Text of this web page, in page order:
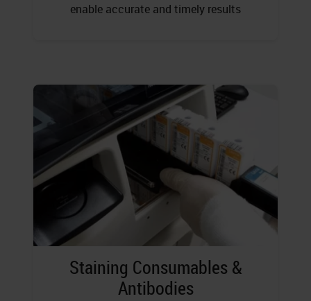
enable accurate and timely results
Staining Consumables &
Antibodies